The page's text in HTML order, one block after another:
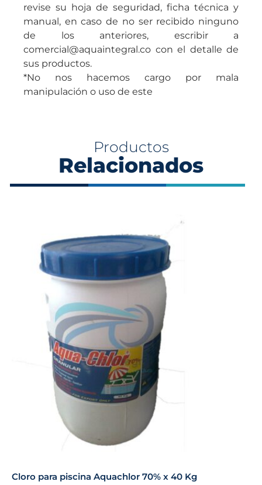
revise su hoja de seguridad, ficha técnica y
manual, en caso de no ser recibido ninguno
de los anteriores, escribir a
comercial@aquaintegral.co con el detalle de
sus productos.
*No nos hacemos cargo por mala
manipulación o uso de este
Productos
Relacionados
Cloro para piscina Aquachlor 70% x 40 Kg